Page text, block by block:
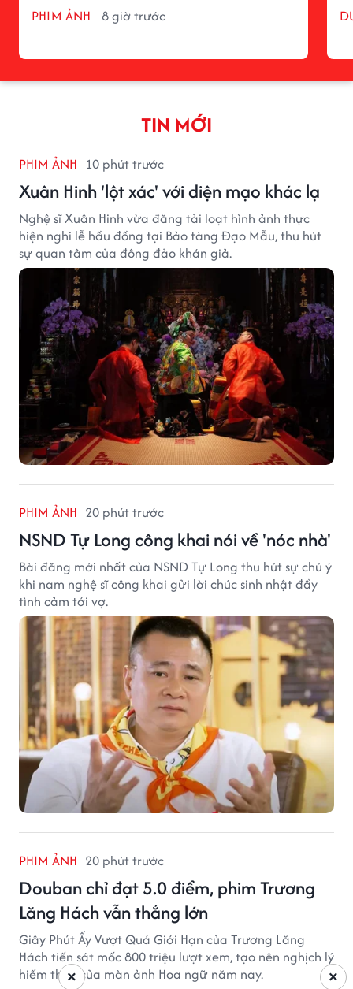
PHIM ẢNH 8 giờ trước
TIN MỚI
PHIM ẢNH 10 phút trước
Xuân Hinh 'lột xác' với diện mạo khác lạ
Nghệ sĩ Xuân Hinh vừa đăng tải loạt hình ảnh thực
hiện nghi lễ hầu đồng tại Bảo tàng Đạo Mẫu, thu hút
sự quan tâm của đông đảo khán giả.
PHIM ẢNH 20 phút trước
NSND Tự Long công khai nói về 'nóc nhà'
Bài đăng mới nhất của NSND Tự Long thu hút sự chú ý
khi nam nghệ sĩ công khai gửi lời chúc sinh nhật đầy
tình cảm tới vợ.
PHIM ẢNH 20 phút trước
Douban chỉ đạt 5.0 điểm, phim Trương
Lăng Hách vẫn thắng lớn
Giây Phút Ấy Vượt Quá Giới Hạn của Trương Lăng
Hách tiến sát mốc 800 triệu lượt xem, tạo nên nghịch lý
hiếm thấy của màn ảnh Hoa ngữ năm nay.
×
×